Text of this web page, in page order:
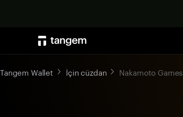
Tangem Wallet İçin cüzdan Nakamoto Games